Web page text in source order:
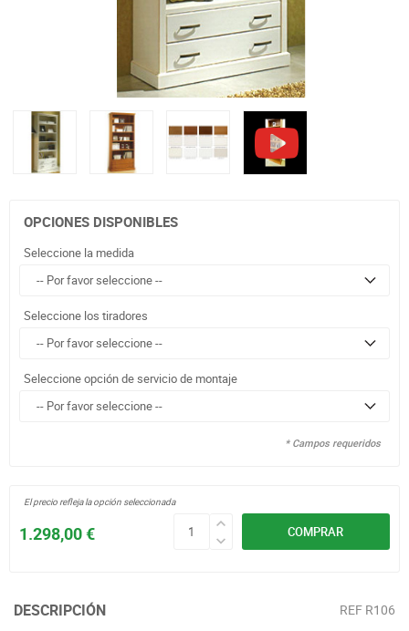
OPCIONES DISPONIBLES
Seleccione la medida
Seleccione los tiradores
Seleccione opción de servicio de montaje
* Campos requeridos
COMPRAR
1.298,00 €
El precio refleja la opción seleccionada
DESCRIPCIÓN REF R106